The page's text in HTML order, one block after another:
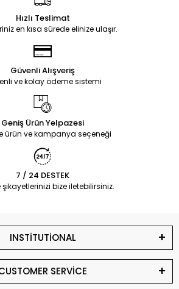
Hızlı Teslimat
en kısa sürede elinize ulaşır.
Güvenli Alışveriş
ve kolay ödeme sistemi
Geniş Ürün Yelpazesi
ürün ve kampanya seçeneği
7 / 24 DESTEK
şikayetlerinizi bize iletebilirsiniz.
INSTİTUTİONAL
SERVİCE